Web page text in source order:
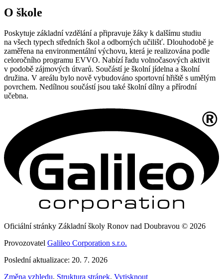
O škole
Poskytuje základní vzdělání a připravuje žáky k dalšímu studiu
na všech typech středních škol a odborných učilišť. Dlouhodobě je
zaměřena na environmentální výchovu, která je realizována podle
celoročního programu EVVO. Nabízí řadu volnočasových aktivit
v podobě zájmových útvarů. Součástí je školní jídelna a školní
družina. V areálu bylo nově vybudováno sportovní hřiště s umělým
povrchem. Nedílnou součástí jsou také školní dílny a přírodní
učebna.
Oficiální stránky Základní školy Ronov nad Doubravou © 2026
Provozovatel Galileo Corporation s.r.o.
Poslední aktualizace: 20. 7. 2026
Změna vzhledu, Struktura stránek, Vytisknout